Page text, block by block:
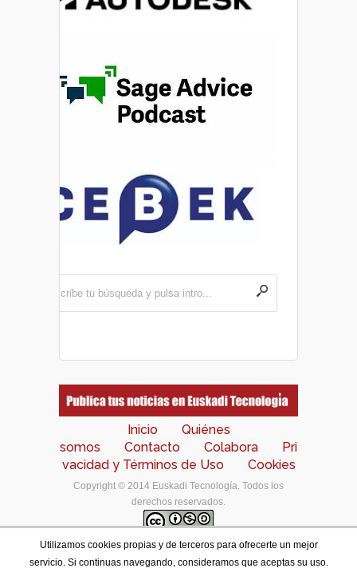
Inicio
Quiénes
somos
Contacto Colabora
Pri
vacidad y Términos de Uso
Cookies
Copyright © 2014 Euskadi Tecnología. Todos los
derechos reservados.
Los contenidos de este portal están bajo unalicencia
de Creative Commons Reconocimiento-NoComercial-
Utilizamos cookies propias y de terceros para ofrecerte un mejor
servicio. Si continuas navegando, consideramos que aceptas su uso.